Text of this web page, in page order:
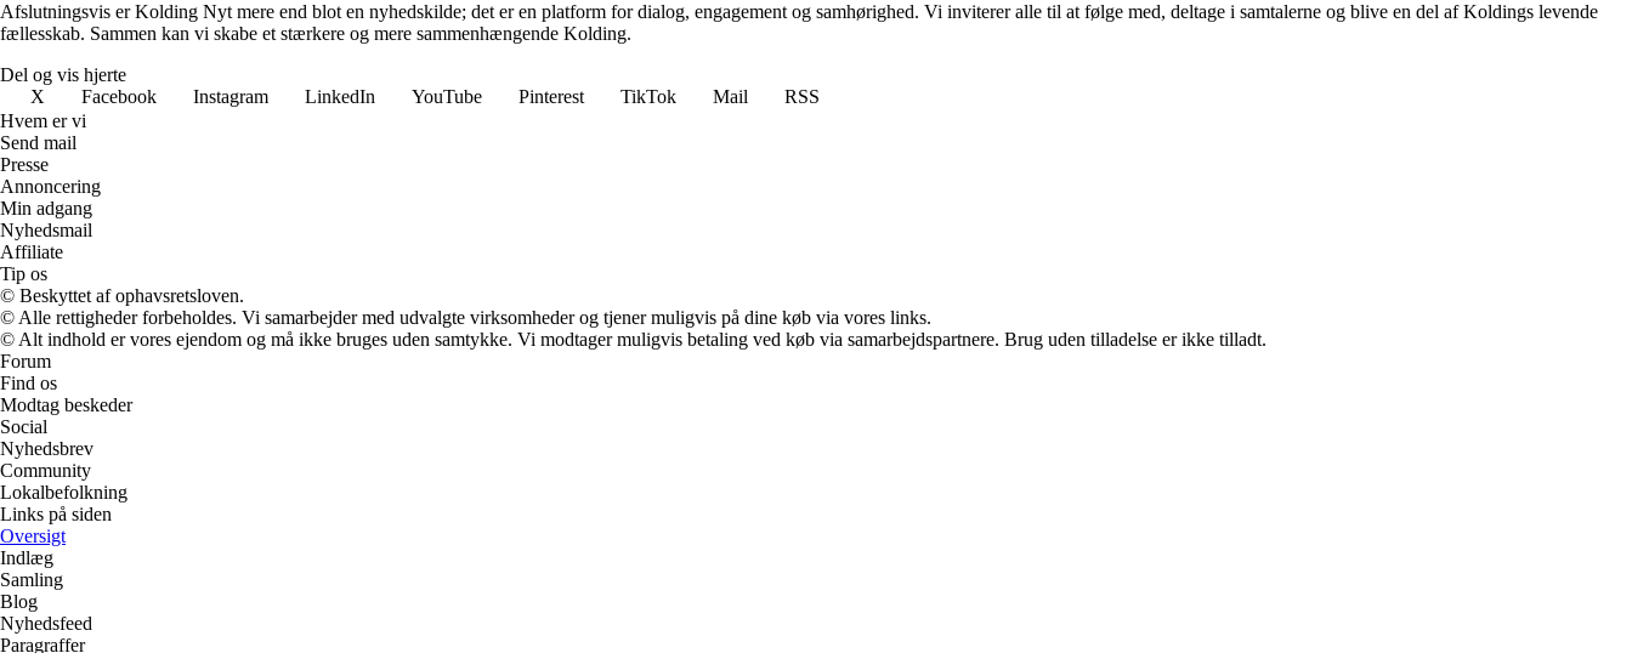
Afslutningsvis er Kolding Nyt mere end blot en nyhedskilde; det er en platform for dialog, engagement og samhørighed. Vi inviterer alle til at følge med, deltage i samtalerne og blive en del af Koldings levende
fællesskab. Sammen kan vi skabe et stærkere og mere sammenhængende Kolding.
Del og vis hjerte
X
Facebook Instagram LinkedIn YouTube Pinterest TikTok Mail
RSS
Hvem er vi
Send mail
Presse
Annoncering
Min adgang
Nyhedsmail
Affiliate
Tip os
© Beskyttet af ophavsretsloven.
© Alle rettigheder forbeholdes. Vi samarbejder med udvalgte virksomheder og tjener muligvis på dine køb via vores links.
© Alt indhold er vores ejendom og må ikke bruges uden samtykke. Vi modtager muligvis betaling ved køb via samarbejdspartnere. Brug uden tilladelse er ikke tilladt.
Forum
Find os
Modtag beskeder
Social
Nyhedsbrev
Community
Lokalbefolkning
Links på siden
Oversigt
Indlæg
Samling
Blog
Nyhedsfeed
Paragraffer